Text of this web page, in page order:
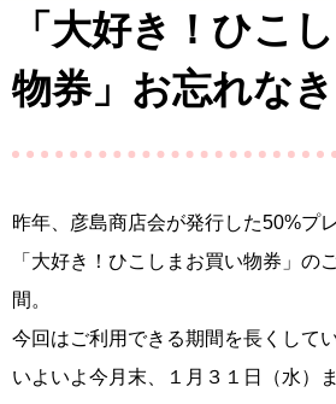
「大好き！ひこ
物券」お忘れな
昨年、彦島商店会が発行した50%プ
「大好き！ひこしまお買い物券」の
間。
今回はご利用できる期間を長くして
いよいよ今月末、１月３１日（水）